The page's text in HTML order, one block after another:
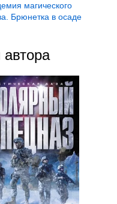
магического
Брюнетка в осаде
автора